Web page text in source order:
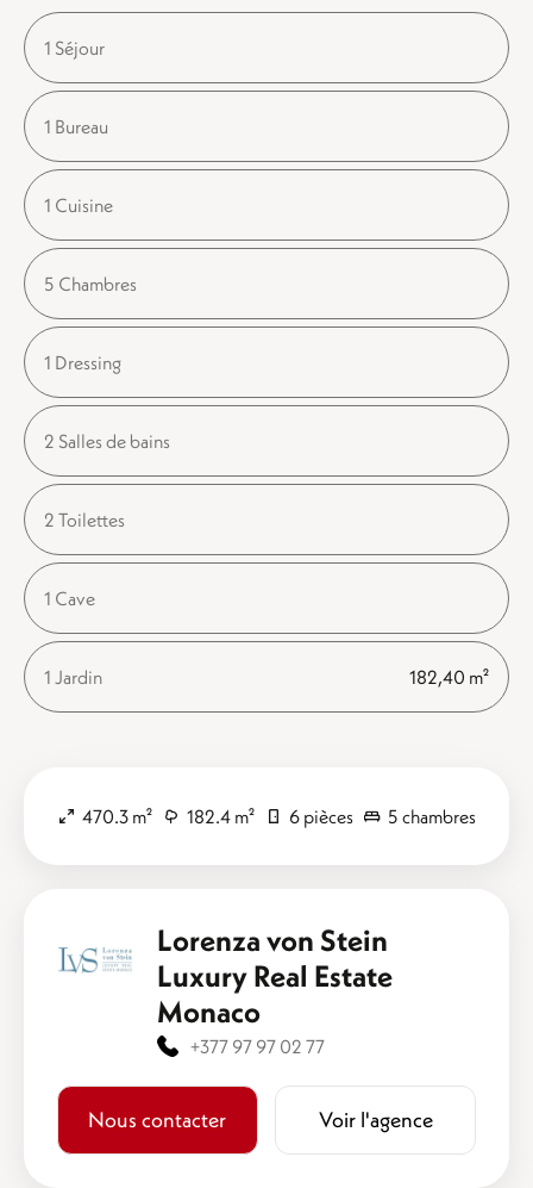
1 Séjour
1 Bureau
1 Cuisine
5 Chambres
1 Dressing
2 Salles de bains
2 Toilettes
1 Cave
1 Jardin 182,40 m²
470.3 m² 182.4 m² 6 pièces 5 chambres
Lorenza von Stein
Luxury Real Estate
Monaco
+377 97 97 02 77
Nous contacter Voir l'agence